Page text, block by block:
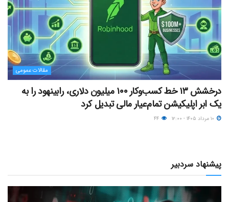
مقالات عمومی
درخشش ۱۳ خط کسب‌وکار ۱۰۰ میلیون دلاری، رابینهود را به
یک ابر اپلیکیشن تمام‌عیار مالی تبدیل کرد
پیشنهاد سردبیر